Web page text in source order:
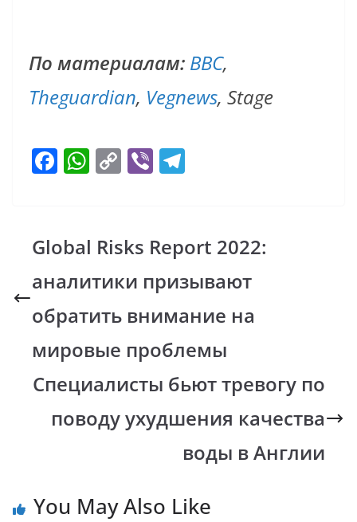
По материалам: BBC,
Theguardian, Vegnews, Stage
F
b
o
o
k
W
s
A
p
p
C
y
Li
n
k
Vi
gr
a
m
Global Risks Report 2022:
аналитики призывают
обратить внимание на
мировые проблемы
Специалисты бьют тревогу по
поводу ухудшения качества
воды в Англии
You May Also Like